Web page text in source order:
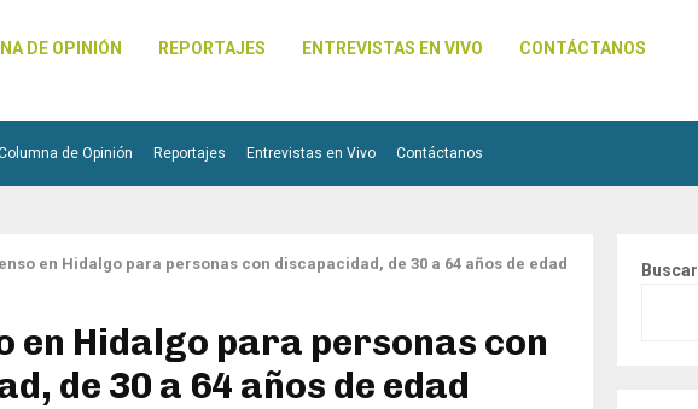
DE OPINIÓN REPORTAJES ENTREVISTAS EN VIVO CONTÁCTANOS
de Opinión Reportajes Entrevistas en Vivo Contáctanos
en Hidalgo para personas con discapacidad, de 30 a 64 años de edad
en Hidalgo para personas con
de 30 a 64 años de edad
Buscar